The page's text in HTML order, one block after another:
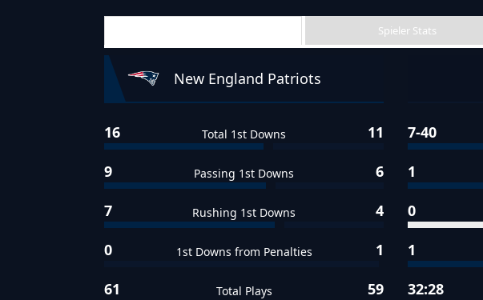
Spieler Stats
New England Patriots
16 Total 1st Downs 11
9 Passing 1st Downs 6
7 Rushing 1st Downs 4
0 1st Downs from Penalties 1
61 Total Plays 59
7-40
1
0
1
32:28